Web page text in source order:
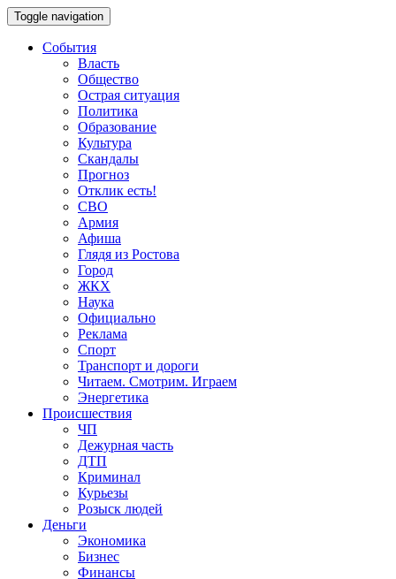
Toggle navigation
События
Власть
Общество
Острая ситуация
Политика
Образование
Культура
Скандалы
Прогноз
Отклик есть!
СВО
Армия
Афиша
Глядя из Ростова
Город
ЖКХ
Наука
Официально
Реклама
Спорт
Транспорт и дороги
Читаем. Смотрим. Играем
Энергетика
Происшествия
ЧП
Дежурная часть
ДТП
Криминал
Курьезы
Розыск людей
Деньги
Экономика
Бизнес
Финансы